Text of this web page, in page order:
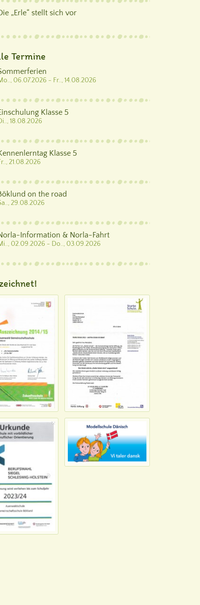
Friedensprojekt
„Erle“ stellt sich vor
Termine
06.07.2026 - Fr.., 14.08.2026
Klasse 5
18.08.2026
Klasse 5
21.08.2026
on the road
29.08.2026
Information & Norla-Fahrt
02.09.2026 - Do.., 03.09.2026